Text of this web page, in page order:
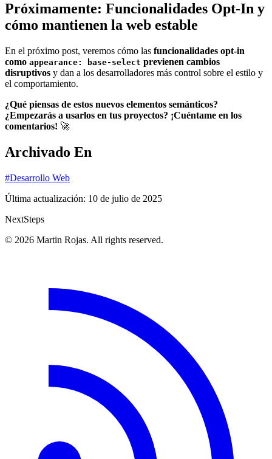
Próximamente: Funcionalidades Opt-In y
cómo mantienen la web estable
En el próximo post, veremos cómo las funcionalidades opt-in
como appearance: base-select previenen cambios
disruptivos y dan a los desarrolladores más control sobre el estilo y
el comportamiento.
¿Qué piensas de estos nuevos elementos semánticos?
¿Empezarás a usarlos en tus proyectos? ¡Cuéntame en los
comentarios! 🚀
Archivado En
#Desarrollo Web
Última actualización: 10 de julio de 2025
NextSteps
© 2026 Martin Rojas. All rights reserved.